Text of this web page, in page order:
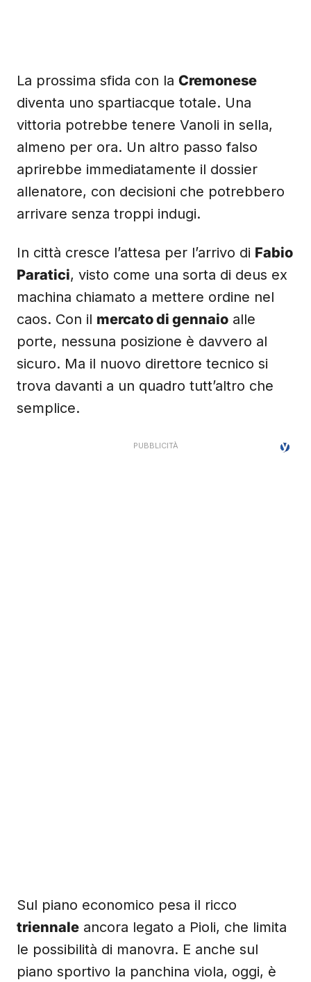
La prossima sfida con la Cremonese
diventa uno spartiacque totale. Una
vittoria potrebbe tenere Vanoli in sella,
almeno per ora. Un altro passo falso
aprirebbe immediatamente il dossier
allenatore, con decisioni che potrebbero
arrivare senza troppi indugi.
In città cresce l’attesa per l’arrivo di Fabio
Paratici, visto come una sorta di deus ex
machina chiamato a mettere ordine nel
caos. Con il mercato di gennaio alle
porte, nessuna posizione è davvero al
sicuro. Ma il nuovo direttore tecnico si
trova davanti a un quadro tutt’altro che
semplice.
Sul piano economico pesa il ricco
triennale ancora legato a Pioli, che limita
le possibilità di manovra. E anche sul
piano sportivo la panchina viola, oggi, è